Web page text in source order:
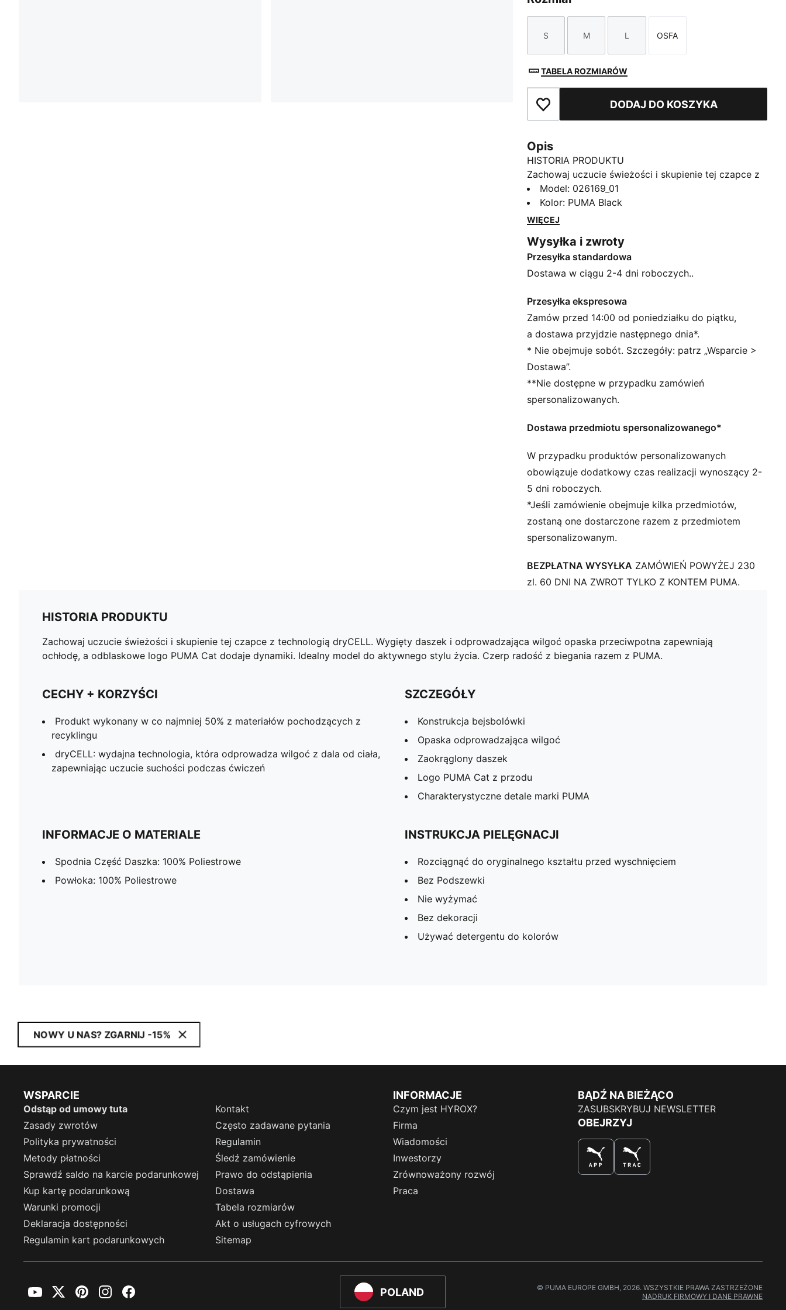
Rozmiar
S
Rozmiar
M
Rozmiar
L
Rozmiar
OSFA
TABELA ROZMIARÓW
Dodaj do ulubionychDODAJ DO KOSZYKA
Opis
HISTORIA PRODUKTU
Zachowaj uczucie świeżości i skupienie tej czapce z
technologią dryCELL. Wygięty daszek i
odprowadzająca wilgoć opaska przeciwpotna
zapewniają ochłodę, a odblaskowe logo PUMA Cat
życia. Czerp radość z biegania razem z PUMA.
CECHY + KORZYŚCI
Produkt wykonany w co najmniej 50% z materiałów
dryCELL: wydajna technologia, która odprowadza
wilgoć z dala od ciała, zapewniając uczucie suchości
podczas ćwiczeń
SZCZEGÓŁY
Konstrukcja bejsbolówki
Opaska odprowadzająca wilgoć
Zaokrąglony daszek
Logo PUMA Cat z przodu
Model: 026169_01
Kolor: PUMA Black
WIĘCEJ
Wysyłka i zwroty
Przesyłka standardowa
Dostawa w ciągu 2-4 dni roboczych..
Przesyłka ekspresowa
Zamów przed 14:00 od poniedziałku do piątku,
a dostawa przyjdzie następnego dnia*.
* Nie obejmuje sobót. Szczegóły: patrz „Wsparcie >
Dostawa”.
**Nie dostępne w przypadku zamówień
spersonalizowanych.
Dostawa przedmiotu spersonalizowanego*
W przypadku produktów personalizowanych
obowiązuje dodatkowy czas realizacji wynoszący 2-
5 dni roboczych.
*Jeśli zamówienie obejmuje kilka przedmiotów,
zostaną one dostarczone razem z przedmiotem
spersonalizowanym.
BEZPŁATNA WYSYŁKA ZAMÓWIEŃ POWYŻEJ 230
zl. 60 DNI NA ZWROT TYLKO Z KONTEM PUMA.
HISTORIA PRODUKTU
Zachowaj uczucie świeżości i skupienie tej czapce z technologią dryCELL. Wygięty daszek i odprowadzająca wilgoć opaska przeciwpotna zapewniają
ochłodę, a odblaskowe logo PUMA Cat dodaje dynamiki. Idealny model do aktywnego stylu życia. Czerp radość z biegania razem z PUMA.
CECHY + KORZYŚCI
Produkt wykonany w co najmniej 50% z materiałów pochodzących z
recyklingu
dryCELL: wydajna technologia, która odprowadza wilgoć z dala od ciała,
zapewniając uczucie suchości podczas ćwiczeń
SZCZEGÓŁY
Konstrukcja bejsbolówki
Opaska odprowadzająca wilgoć
Zaokrąglony daszek
Logo PUMA Cat z przodu
Charakterystyczne detale marki PUMA
INFORMACJE O MATERIALE
Spodnia Część Daszka: 100% Poliestrowe
Powłoka: 100% Poliestrowe
INSTRUKCJA PIELĘGNACJI
Rozciągnąć do oryginalnego kształtu przed wyschnięciem
Bez Podszewki
Nie wyżymać
Bez dekoracji
Używać detergentu do kolorów
NOWY U NAS? ZGARNIJ -15%
WSPARCIE
Odstąp od umowy tuta
Kontakt
Zasady zwrotów
Często zadawane pytania
Polityka prywatności
Regulamin
Metody płatności
Śledź zamówienie
Sprawdź saldo na karcie podarunkowej
Prawo do odstąpienia
Kup kartę podarunkową
Dostawa
Warunki promocji
Tabela rozmiarów
Deklaracja dostępności
Akt o usługach cyfrowych
Regulamin kart podarunkowych
Sitemap
INFORMACJE
Czym jest HYROX?
Firma
Wiadomości
Inwestorzy
Zrównoważony rozwój
Praca
BĄDŹ NA BIEŻĄCO
ZASUBSKRYBUJ NEWSLETTER
OBEJRZYJ
POLAND
YouTubeTwitterPinterestInstagramFacebook
© PUMA EUROPE GMBH, 2026. WSZYSTKIE PRAWA ZASTRZEŻONE
NADRUK FIRMOWY I DANE PRAWNE